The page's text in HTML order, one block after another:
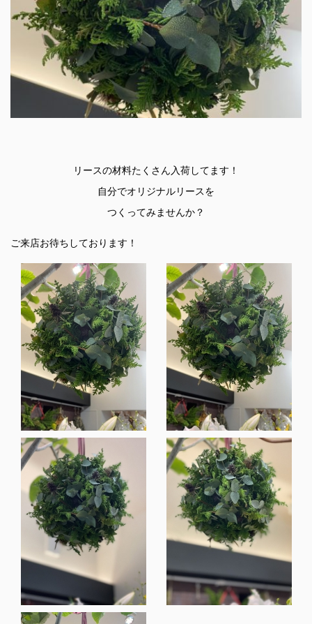
リースの材料たくさん入荷してます！
自分でオリジナルリースを
つくってみませんか？
ご来店お待ちしております！